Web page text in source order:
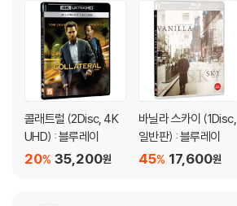
콜래트럴 (2Disc, 4K
UHD) : 블루레이
35,200원
20%
바닐라 스카이 (1Disc,
일반판) : 블루레이
17,600원
45%